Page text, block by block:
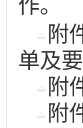
附
单及
附
附